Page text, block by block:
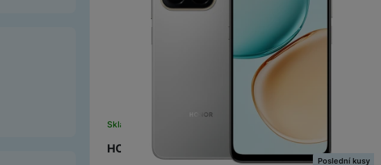
Marketingové cookies používáme my nebo naši partneři, abychom vám mohli
HONOR X7d 128+6GB Meteor Silver
Skladem na prodejně
Poslední kusy